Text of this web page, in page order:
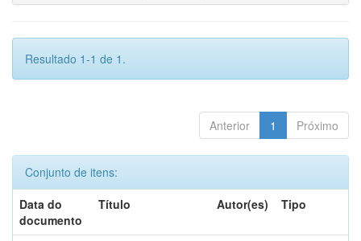
Resultado 1-1 de 1.
Anterior 1 Próximo
Conjunto de itens:
Data do
documento
Título Autor(es) Tipo